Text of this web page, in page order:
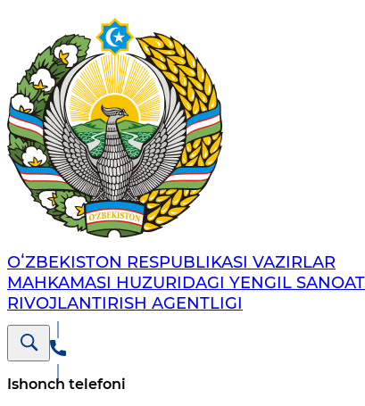
OʻZBEKISTON RESPUBLIKASI VAZIRLAR
MAHKAMASI HUZURIDAGI YENGIL
RIVOJLANTIRISH AGENTLIGI
Ishonch telefoni